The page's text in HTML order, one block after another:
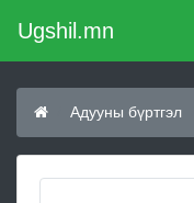
Ugshil.mn
Адууны бүртгэл